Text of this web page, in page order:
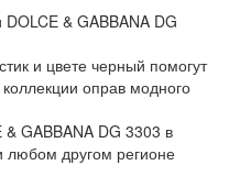
& GABBANA DG
и цвете черный помогут
оправ модного
GABBANA DG 3303 в
любом другом регионе